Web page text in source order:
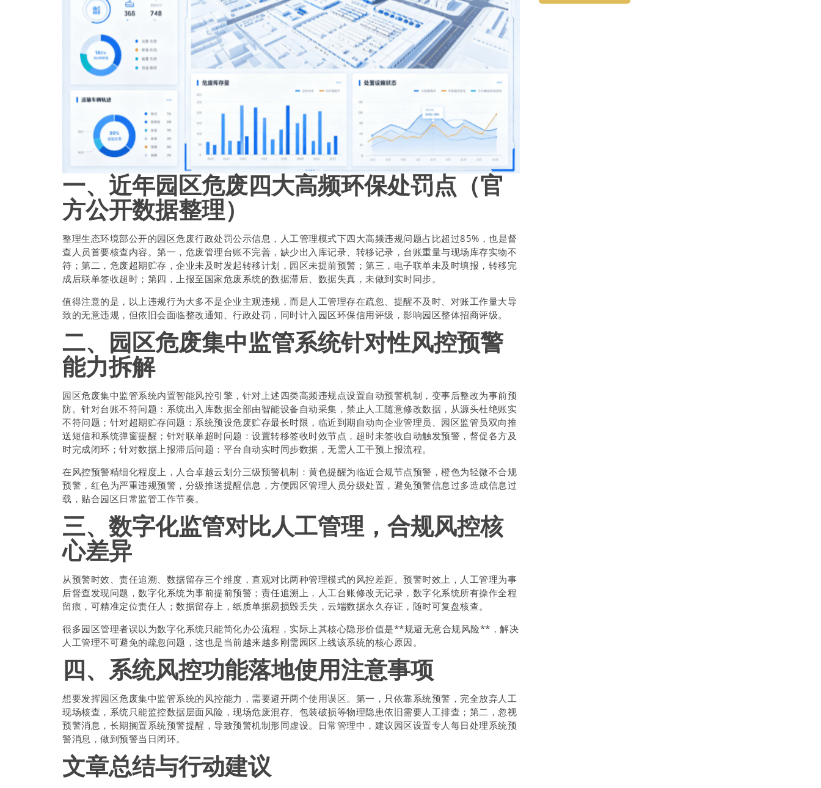
一、近年园区危废四大高频环保处罚点（官
方公开数据整理）
整理生态环境部公开的园区危废行政处罚公示信息，人工管理模式下四大高频违规问题占比超过85%，也是督
查人员首要核查内容。第一，危废管理台账不完善，缺少出入库记录、转移记录，台账重量与现场库存实物不
符；第二，危废超期贮存，企业未及时发起转移计划，园区未提前预警；第三，电子联单未及时填报，转移完
成后联单签收超时；第四，上报至国家危废系统的数据滞后、数据失真，未做到实时同步。
值得注意的是，以上违规行为大多不是企业主观违规，而是人工管理存在疏忽、提醒不及时、对账工作量大导
致的无意违规，但依旧会面临整改通知、行政处罚，同时计入园区环保信用评级，影响园区整体招商评级。
二、园区危废集中监管系统针对性风控预警
能力拆解
园区危废集中监管系统内置智能风控引擎，针对上述四类高频违规点设置自动预警机制，变事后整改为事前预
防。针对台账不符问题：系统出入库数据全部由智能设备自动采集，禁止人工随意修改数据，从源头杜绝账实
不符问题；针对超期贮存问题：系统预设危废贮存最长时限，临近到期自动向企业管理员、园区监管员双向推
送短信和系统弹窗提醒；针对联单超时问题：设置转移签收时效节点，超时未签收自动触发预警，督促各方及
时完成闭环；针对数据上报滞后问题：平台自动实时同步数据，无需人工干预上报流程。
在风控预警精细化程度上，人合卓越云划分三级预警机制：黄色提醒为临近合规节点预警，橙色为轻微不合规
预警，红色为严重违规预警，分级推送提醒信息，方便园区管理人员分级处置，避免预警信息过多造成信息过
载，贴合园区日常监管工作节奏。
三、数字化监管对比人工管理，合规风控核
心差异
从预警时效、责任追溯、数据留存三个维度，直观对比两种管理模式的风控差距。预警时效上，人工管理为事
后督查发现问题，数字化系统为事前提前预警；责任追溯上，人工台账修改无记录，数字化系统所有操作全程
留痕，可精准定位责任人；数据留存上，纸质单据易损毁丢失，云端数据永久存证，随时可复盘核查。
很多园区管理者误以为数字化系统只能简化办公流程，实际上其核心隐形价值是**规避无意合规风险**，解决
人工管理不可避免的疏忽问题，这也是当前越来越多刚需园区上线该系统的核心原因。
四、系统风控功能落地使用注意事项
想要发挥园区危废集中监管系统的风控能力，需要避开两个使用误区。第一，只依靠系统预警，完全放弃人工
现场核查，系统只能监控数据层面风险，现场危废混存、包装破损等物理隐患依旧需要人工排查；第二，忽视
预警消息，长期搁置系统预警提醒，导致预警机制形同虚设。日常管理中，建议园区设置专人每日处理系统预
警消息，做到预警当日闭环。
文章总结与行动建议